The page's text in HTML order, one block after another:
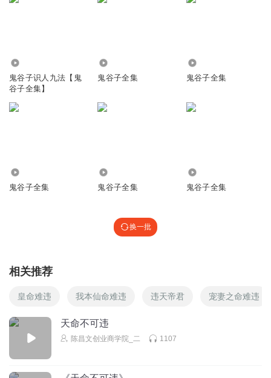
鬼谷子识人九法【鬼
谷子全集】
鬼谷子全集 鬼谷子全集
鬼谷子全集 鬼谷子全集 鬼谷子全集
换一批
相关推荐
皇命难违 我本仙命难违 违天帝君 宠妻之命难违
天命不可违
陈昌文创业商学院_二 1107